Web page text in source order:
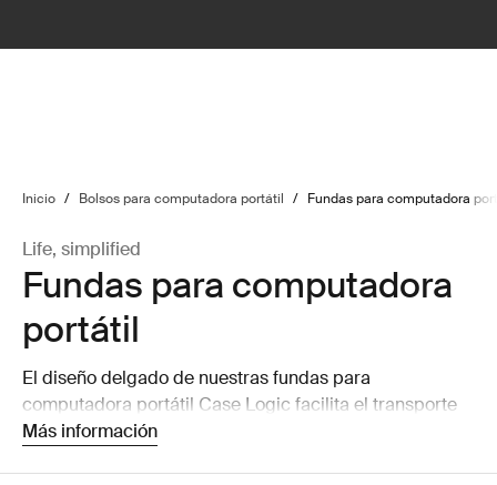
Inicio / Bolsos para computadora portátil / Fundas para computadora
Life, simplified
Fundas para computadora
portátil
El diseño delgado de nuestras fundas para
computadora portátil Case Logic facilita el transporte
de tu computadora portátil o la puedes guardas dentro
Más información